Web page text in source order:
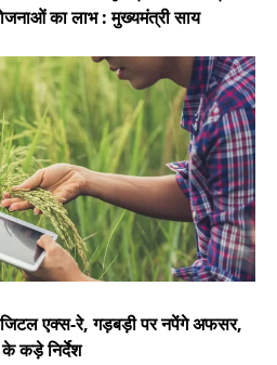
एक्स-रे, गड़बड़ी पर नपेंगे अफसर,
के कड़े निर्देश